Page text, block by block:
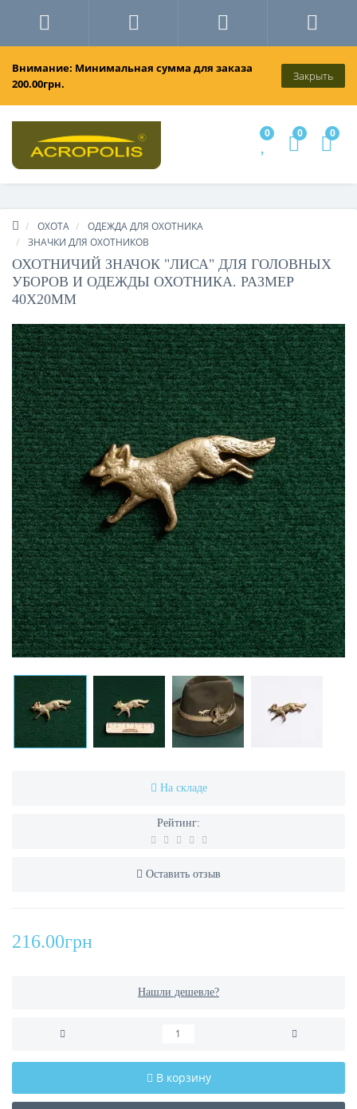
Внимание: Минимальная сумма для заказа
200.00грн.
Закрыть
0 0 0
ОХОТА
ОДЕЖДА ДЛЯ ОХОТНИКА
ЗНАЧКИ ДЛЯ ОХОТНИКОВ
ОХОТНИЧИЙ ЗНАЧОК "ЛИСА" ДЛЯ ГОЛОВНЫХ
УБОРОВ И ОДЕЖДЫ ОХОТНИКА. РАЗМЕР
40Х20ММ
На складе
Рейтинг:
Оставить отзыв
216.00грн
Нашли дешевле?
В корзину